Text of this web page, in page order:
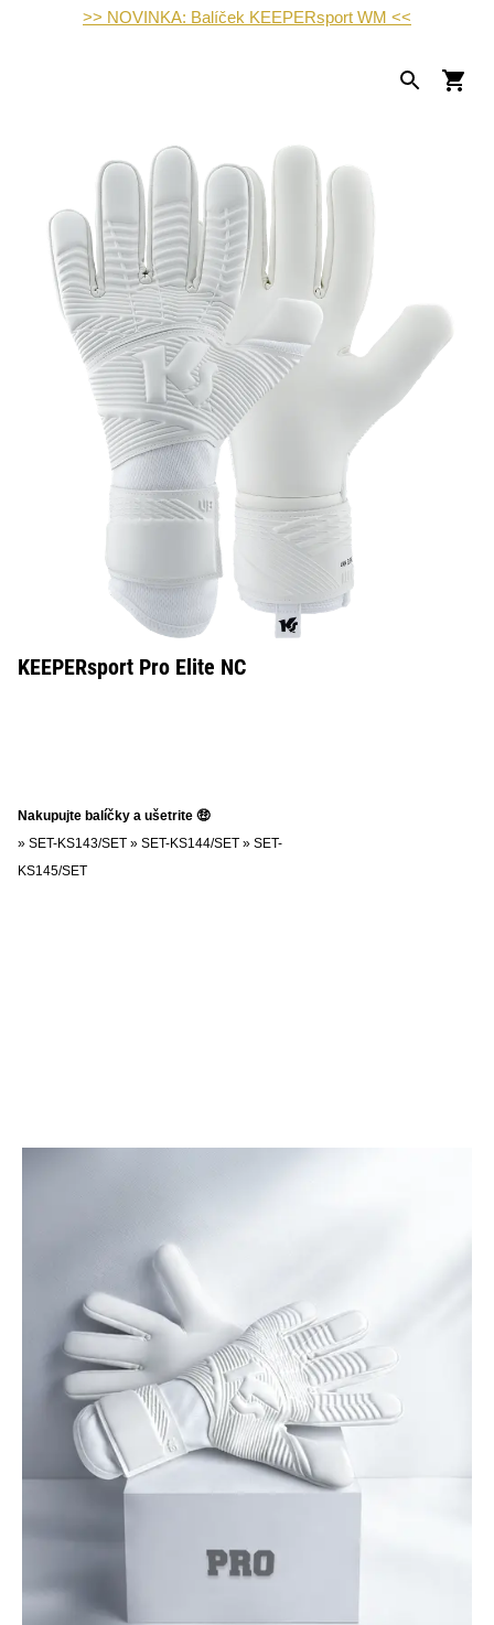
>> NOVINKA: Balíček KEEPERsport WM <<
KEEPERsport Pro Elite NC
Nakupujte balíčky a ušetrite 🤑
» SET-KS143/SET » SET-KS144/SET » SET-
KS145/SET